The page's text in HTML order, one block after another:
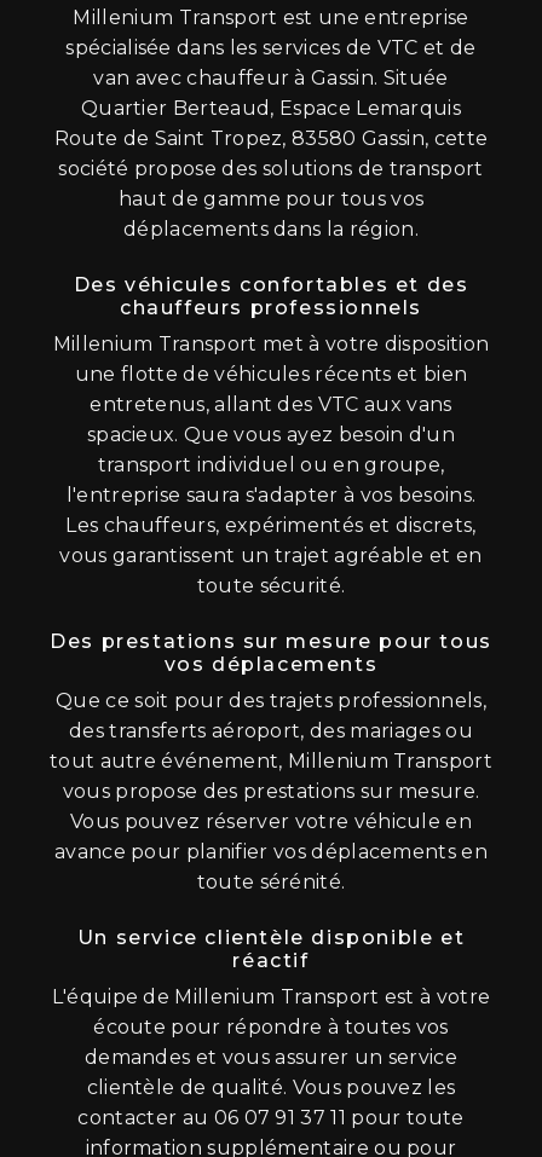
Millenium Transport est une entreprise
spécialisée dans les services de VTC et de
van avec chauffeur à Gassin. Située
Quartier Berteaud, Espace Lemarquis
Route de Saint Tropez, 83580 Gassin, cette
société propose des solutions de transport
haut de gamme pour tous vos
déplacements dans la région.
Des véhicules confortables et des
chauffeurs professionnels
Millenium Transport met à votre disposition
une flotte de véhicules récents et bien
entretenus, allant des VTC aux vans
spacieux. Que vous ayez besoin d'un
transport individuel ou en groupe,
l'entreprise saura s'adapter à vos besoins.
Les chauffeurs, expérimentés et discrets,
vous garantissent un trajet agréable et en
toute sécurité.
Des prestations sur mesure pour tous
vos déplacements
Que ce soit pour des trajets professionnels,
des transferts aéroport, des mariages ou
tout autre événement, Millenium Transport
vous propose des prestations sur mesure.
Vous pouvez réserver votre véhicule en
avance pour planifier vos déplacements en
toute sérénité.
Un service clientèle disponible et
réactif
L'équipe de Millenium Transport est à votre
écoute pour répondre à toutes vos
demandes et vous assurer un service
clientèle de qualité. Vous pouvez les
contacter au 06 07 91 37 11 pour toute
information supplémentaire ou pour